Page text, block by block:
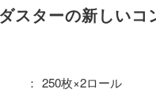
ターの新しいコ
250枚×2ロール